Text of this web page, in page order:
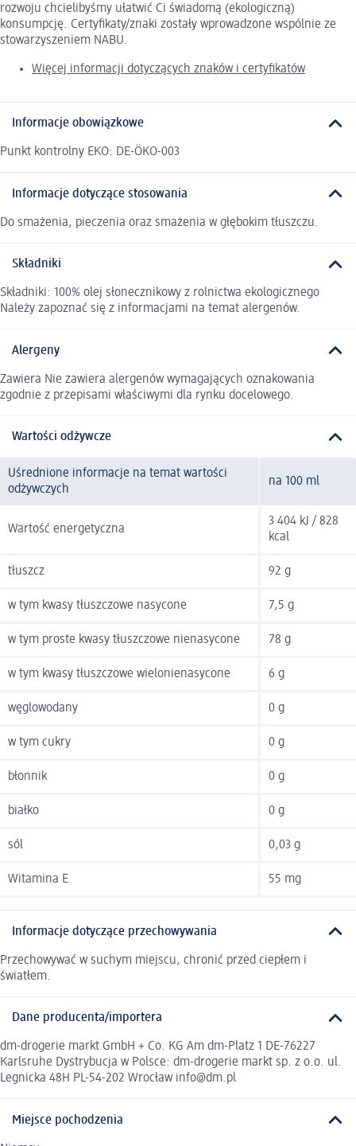
rozwoju chcielibyśmy ułatwić Ci świadomą (ekologiczną)
konsumpcję. Certyfikaty/znaki zostały wprowadzone wspólnie ze
stowarzyszeniem NABU.
Więcej informacji dotyczących znaków i certyfikatów
Informacje obowiązkowe
Punkt kontrolny EKO: DE-ÖKO-003
Informacje dotyczące stosowania
Do smażenia, pieczenia oraz smażenia w głębokim tłuszczu.
Składniki
Składniki: 100% olej słonecznikowy z rolnictwa ekologicznego
Należy zapoznać się z informacjami na temat alergenów.
Alergeny
Zawiera Nie zawiera alergenów wymagających oznakowania
zgodnie z przepisami właściwymi dla rynku docelowego.
Wartości odżywcze
Uśrednione informacje na temat wartości
odżywczych
na 100 ml
Wartość energetyczna
3 404 kJ / 828
kcal
tłuszcz 92 g
w tym kwasy tłuszczowe nasycone 7,5 g
w tym proste kwasy tłuszczowe nienasycone 78 g
w tym kwasy tłuszczowe wielonienasycone 6 g
węglowodany 0 g
w tym cukry 0 g
błonnik 0 g
białko 0 g
sól 0,03 g
Witamina E 55 mg
Informacje dotyczące przechowywania
Przechowywać w suchym miejscu, chronić przed ciepłem i
światłem.
Dane producenta/importera
dm-drogerie markt GmbH + Co. KG Am dm-Platz 1 DE-76227
Karlsruhe Dystrybucja w Polsce: dm-drogerie markt sp. z o.o. ul.
Legnicka 48H PL-54-202 Wrocław info@dm.pl
Miejsce pochodzenia